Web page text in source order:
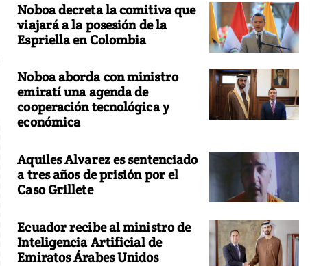
Noboa decreta la comitiva que
viajará a la posesión de la
Espriella en Colombia
Noboa aborda con ministro
emiratí una agenda de
cooperación tecnológica y
económica
Aquiles Alvarez es sentenciado
a tres años de prisión por el
Caso Grillete
Ecuador recibe al ministro de
Inteligencia Artificial de
Emiratos Árabes Unidos